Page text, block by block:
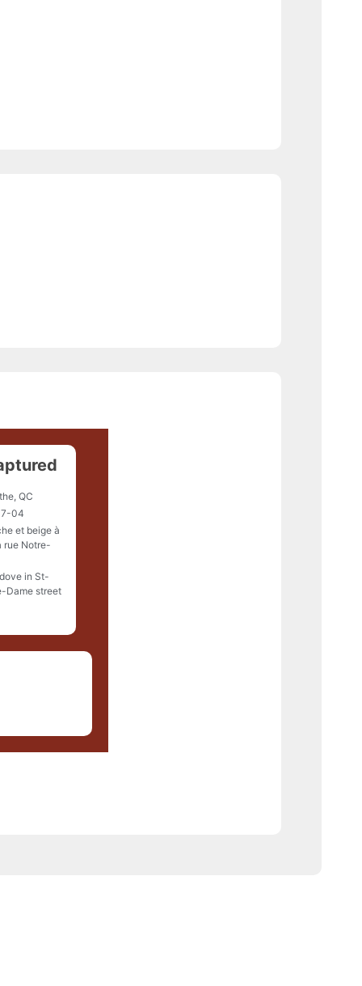
QC
04
et beige à
rue Notre-
in St-
Dame street